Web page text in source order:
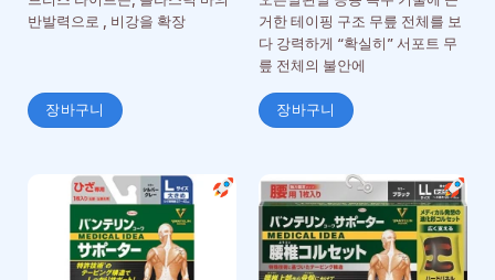
반발력으로 , 비강을 확장
장바구니
거한 테이핑 구조 무릎 전체를 보
다 강력하게 “확실히” 서포트 무
릎 전체의 불안에
장바구니